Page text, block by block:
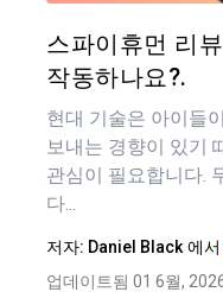
스파이휴먼 리
작동하나요?.
현대 기술은 아이들
보내는 경향이 있기
관심이 필요합니다.
다...
저자: Daniel Black 에서
업데이트됨 01 6월,